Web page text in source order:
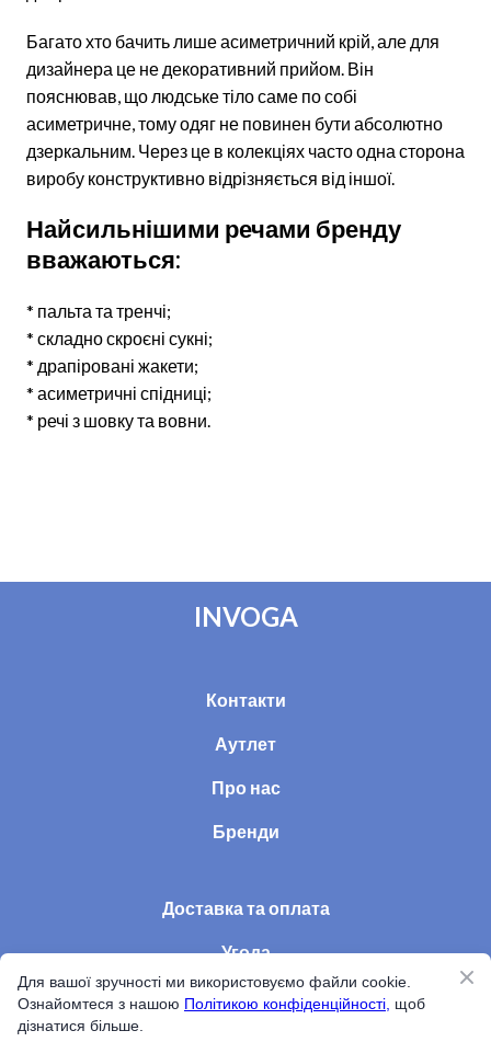
Багато хто бачить лише асиметричний крій, але для
дизайнера це не декоративний прийом. Він
пояснював, що людське тіло саме по собі
асиметричне, тому одяг не повинен бути абсолютно
дзеркальним. Через це в колекціях часто одна сторона
виробу конструктивно відрізняється від іншої.
Найсильнішими речами бренду
вважаються:
* пальта та тренчі;
* складно скроєні сукні;
* драпіровані жакети;
* асиметричні спідниці;
* речі з шовку та вовни.
INVOGA
Контакти
Аутлет
Про нас
Бренди
Доставка та оплата
Угода
Статті
Для вашої зручності ми використовуємо файли cookie.
Ознайомтеся з нашою Політикою конфіденційності, щоб
дізнатися більше.